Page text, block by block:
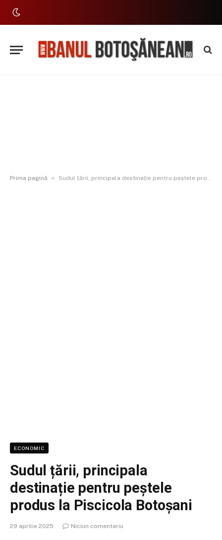
Prima pagină » Sudul țării, principala destinație pentru peștele produs la Piscicola Botoșani
ECONOMIC
Sudul țării, principala
destinație pentru peștele
produs la Piscicola Botoșani
29 aprilie 2025 Niciun comentariu